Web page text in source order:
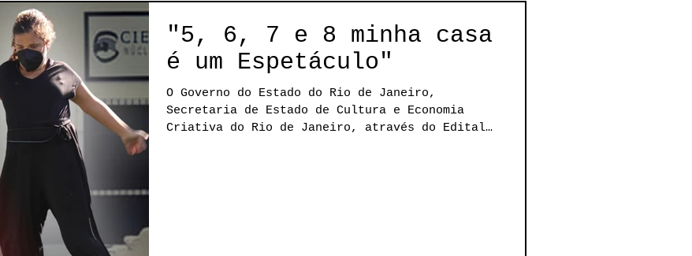
"5, 6, 7 e 8 minha casa
é um Espetáculo"
O Governo do Estado do Rio de Janeiro,
Secretaria de Estado de Cultura e Economia
Criativa do Rio de Janeiro, através do Edital